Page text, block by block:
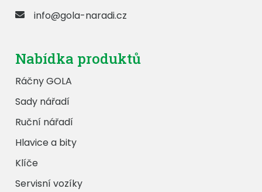
info@gola-naradi.cz
Nabídka produktů
Ráčny GOLA
Sady nářadí
Ruční nářadí
Hlavice a bity
Klíče
Servisní vozíky